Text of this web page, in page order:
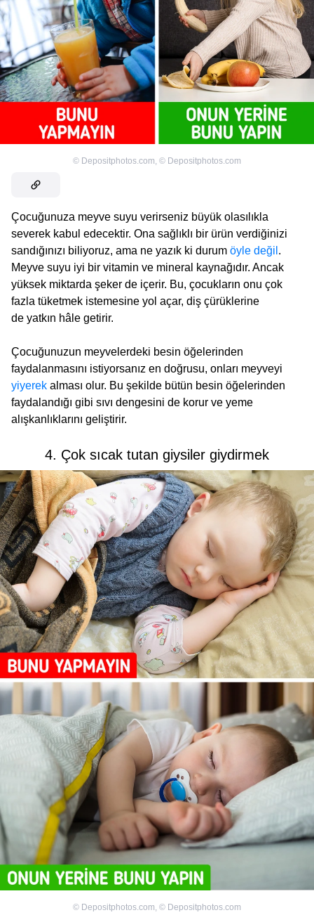
© Depositphotos.com, © Depositphotos.com
Çocuğunuza meyve suyu verirseniz büyük olasılıkla
severek kabul edecektir. Ona sağlıklı bir ürün verdiğinizi
sandığınızı biliyoruz, ama ne yazık ki durum öyle değil .
Meyve suyu iyi bir vitamin ve mineral kaynağıdır. Ancak
yüksek miktarda şeker de içerir. Bu, çocukların onu çok
fazla tüketmek istemesine yol açar, diş çürüklerine
de yatkın hâle getirir.
Çocuğunuzun meyvelerdeki besin öğelerinden
faydalanmasını istiyorsanız en doğrusu, onları meyveyi
yiyerek alması olur. Bu şekilde bütün besin öğelerinden
faydalandığı gibi sıvı dengesini de korur ve yeme
alışkanlıklarını geliştirir.
4. Çok sıcak tutan giysiler giydirmek
© Depositphotos.com, © Depositphotos.com